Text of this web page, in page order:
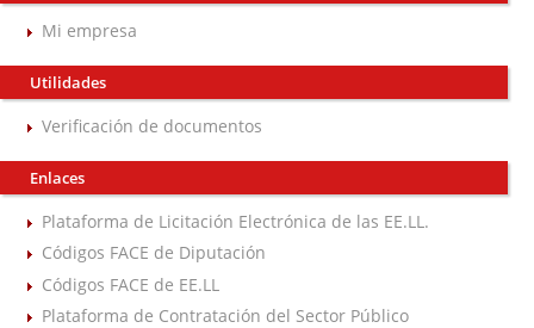
Mi empresa
Utilidades
Verificación de documentos
Enlaces
Plataforma de Licitación Electrónica de las EE.LL.
Códigos FACE de Diputación
Códigos FACE de EE.LL
Plataforma de Contratación del Sector Público